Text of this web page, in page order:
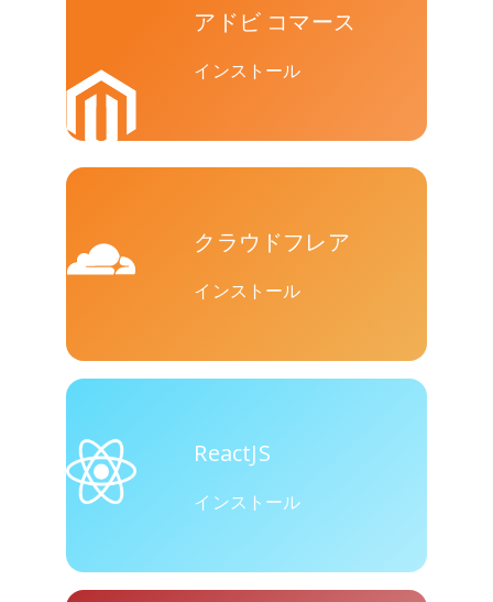
テンセン
ト
Skype Telegram Threema
アドビ コマース
インストール
クラウドフレア
インストール
ReactJS
インストール